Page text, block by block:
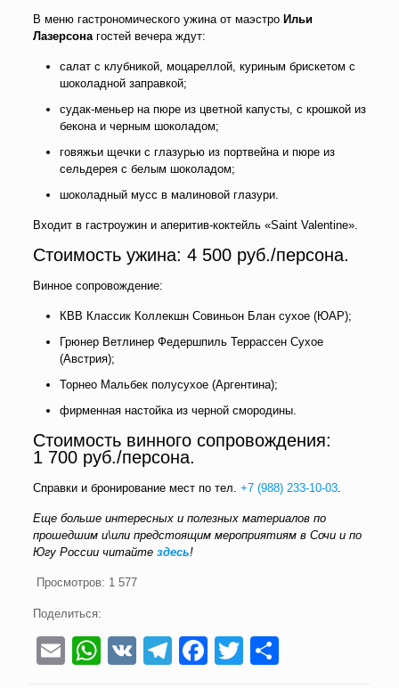
В меню гастрономического ужина от маэстро Ильи
Лазерсонагостей вечера ждут:
салат с клубникой, моцареллой, куриным брискетом с
шоколадной заправкой;
судак-меньер на пюре из цветной капусты, с крошкой из
бекона и черным шоколадом;
говяжьи щечки с глазурью из портвейна и пюре из
сельдерея с белым шоколадом;
шоколадный мусс в малиновой глазури.
Входит в гастроужин и аперитив-коктейль «Saint Valentine».
Стоимость ужина: 4 500 руб./персона.
Винное сопровождение:
КВВ Классик Коллекшн Совиньон Блан сухое (ЮАР);
Грюнер Ветлинер Федершпиль Террассен Сухое
(Австрия);
Торнео Мальбек полусухое (Аргентина);
фирменная настойка из черной смородины.
Стоимость винного сопровождения:
1 700 руб./персона.
Справки и бронирование мест по тел. +7 (988) 233-10-03.
Еще больше интересных и полезных материалов по
прошедшим и\или предстоящим мероприятиям в Сочи и по
Югу России читайте здесь!
Просмотров: 1 577
Поделиться:
EmailWhatsApp
VK Telegram
Facebook
Twitter